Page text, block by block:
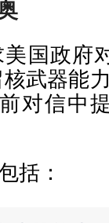
国政府
武器能
对信中
括：